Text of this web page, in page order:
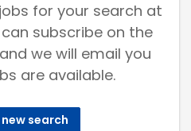
for your search at
subscribe on the
we will email you
are available.
search